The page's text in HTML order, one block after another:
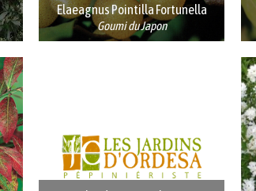
Elaeagnus Pointilla Fortunella
Goumi du Japon